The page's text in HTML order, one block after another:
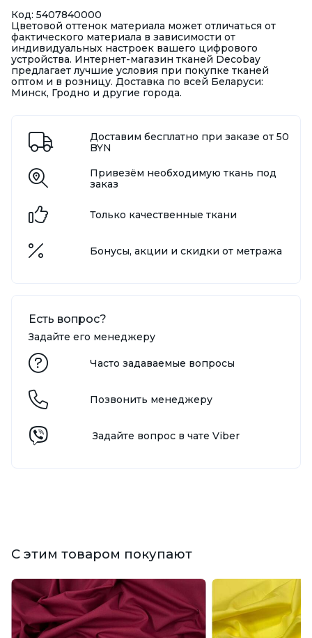
Код: 5407840000
Цветовой оттенок материала может отличаться от
фактического материала в зависимости от
индивидуальных настроек вашего цифрового
устройства. Интернет-магазин тканей Decobay
предлагает лучшие условия при покупке тканей
оптом и в розницу. Доставка по всей Беларуси:
Минск, Гродно и другие города.
Доставим бесплатно при заказе от 50
BYN
Привезём необходимую ткань под
заказ
Только качественные ткани
Бонусы, акции и скидки от метража
Есть вопрос?
Задайте его менеджеру
Часто задаваемые вопросы
Позвонить менеджеру
Задайте вопрос в чате Viber
С этим товаром покупают